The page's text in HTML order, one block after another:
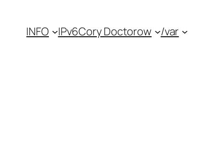
INFO IPv6Cory Doctorow /var